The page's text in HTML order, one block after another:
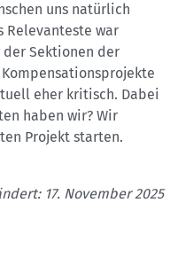
uns natürlich
Relevanteste war
Sektionen der
eher kritisch. Dabei
haben wir? Wir
Projekt starten.
17. November 2025